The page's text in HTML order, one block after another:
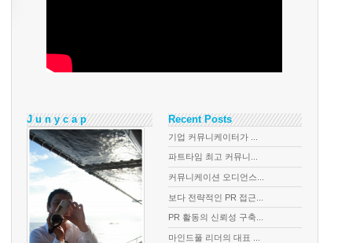
J u n y c a p Recent Posts
기업 커뮤니케이터가 ...
파트타임 최고 커뮤니...
커뮤니케이션 오디언스...
보다 전략적인 PR 접근...
PR 활동의 신뢰성 구축...
마인드풀 리더의 대표 ...